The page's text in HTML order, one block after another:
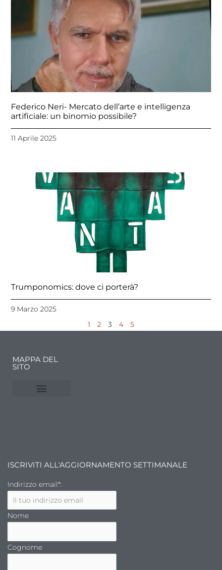
Federico Neri- Mercato dell’arte e intelligenza
artificiale: un binomio possibile?
11 Aprile 2025
Trumponomics: dove ci porterà?
9 Marzo 2025
1 2 3 4 5
MAPPA DEL
SITO
ISCRIVITI ALL'AGGIORNAMENTO SETTIMANALE
Indirizzo email*:
Nome
Cognome